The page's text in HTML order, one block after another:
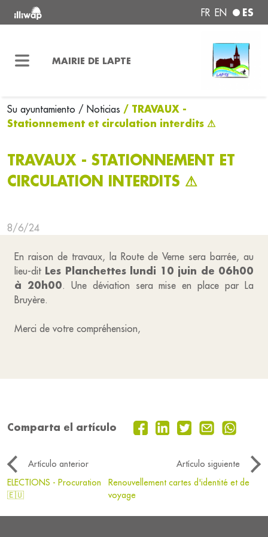
FR EN ES
MAIRIE DE LAPTE
Su ayuntamiento / Noticias / TRAVAUX -
Stationnement et circulation interdits ⚠
TRAVAUX - STATIONNEMENT ET
CIRCULATION INTERDITS ⚠
8/6/24
En raison de travaux, la Route de Verne sera barrée, au
lieu-dit Les Planchettes lundi 10 juin de 06h00
à 20h00. Une déviation sera mise en place par La
Bruyère.
Merci de votre compréhension,
Comparta el artículo
Artículo anterior
Artículo siguiente
ELECTIONS - Procuration
🇪🇺
Renouvellement cartes d'identité et de
voyage